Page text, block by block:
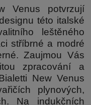
Venus potvrzují
této italské
leštěného
stříbrné a modré
Zaujmou Vás
zpracování a
New Venus
plynových,
Na indukčních